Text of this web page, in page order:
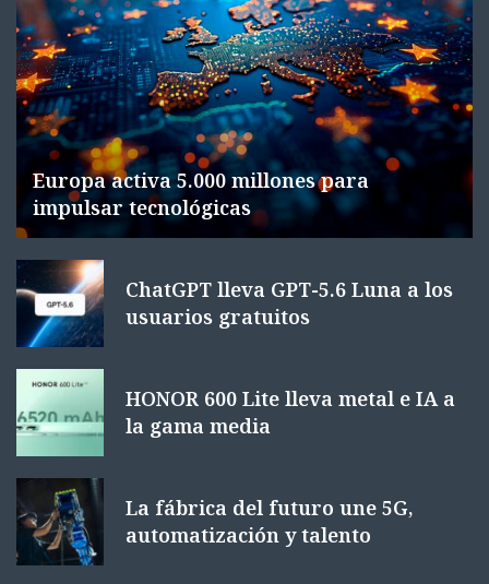
Europa activa 5.000 millones para
impulsar tecnológicas
ChatGPT lleva GPT-5.6 Luna a los
usuarios gratuitos
HONOR 600 Lite lleva metal e IA a
la gama media
La fábrica del futuro une 5G,
automatización y talento